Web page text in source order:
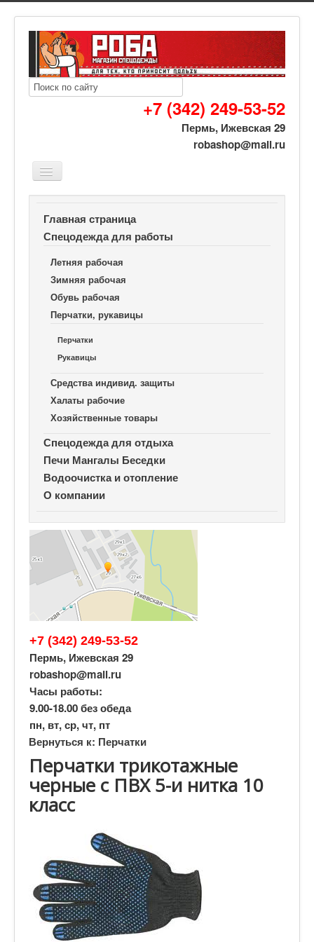
+7 (342) 249-53-52
Пермь, Ижевская 29
robashop@mail.ru
Перчатки, рукавицы
Перчатки
Перчатки трикотажные черные с ПВХ 5-и нитка 10 класс
Главная страница
Спецодежда для работы
Летняя рабочая
Зимняя рабочая
Обувь рабочая
Перчатки, рукавицы
Перчатки
Рукавицы
Средства индивид. защиты
Халаты рабочие
Хозяйственные товары
Спецодежда для отдыха
Печи Мангалы Беседки
Водоочистка и отопление
О компании
+7 (342) 249-53-52
Пермь, Ижевская 29
robashop@mail.ru
Часы работы:
9.00-18.00 без обеда
пн, вт, ср, чт, пт
Вернуться к: Перчатки
Перчатки трикотажные
черные с ПВХ 5-и нитка 10
класс